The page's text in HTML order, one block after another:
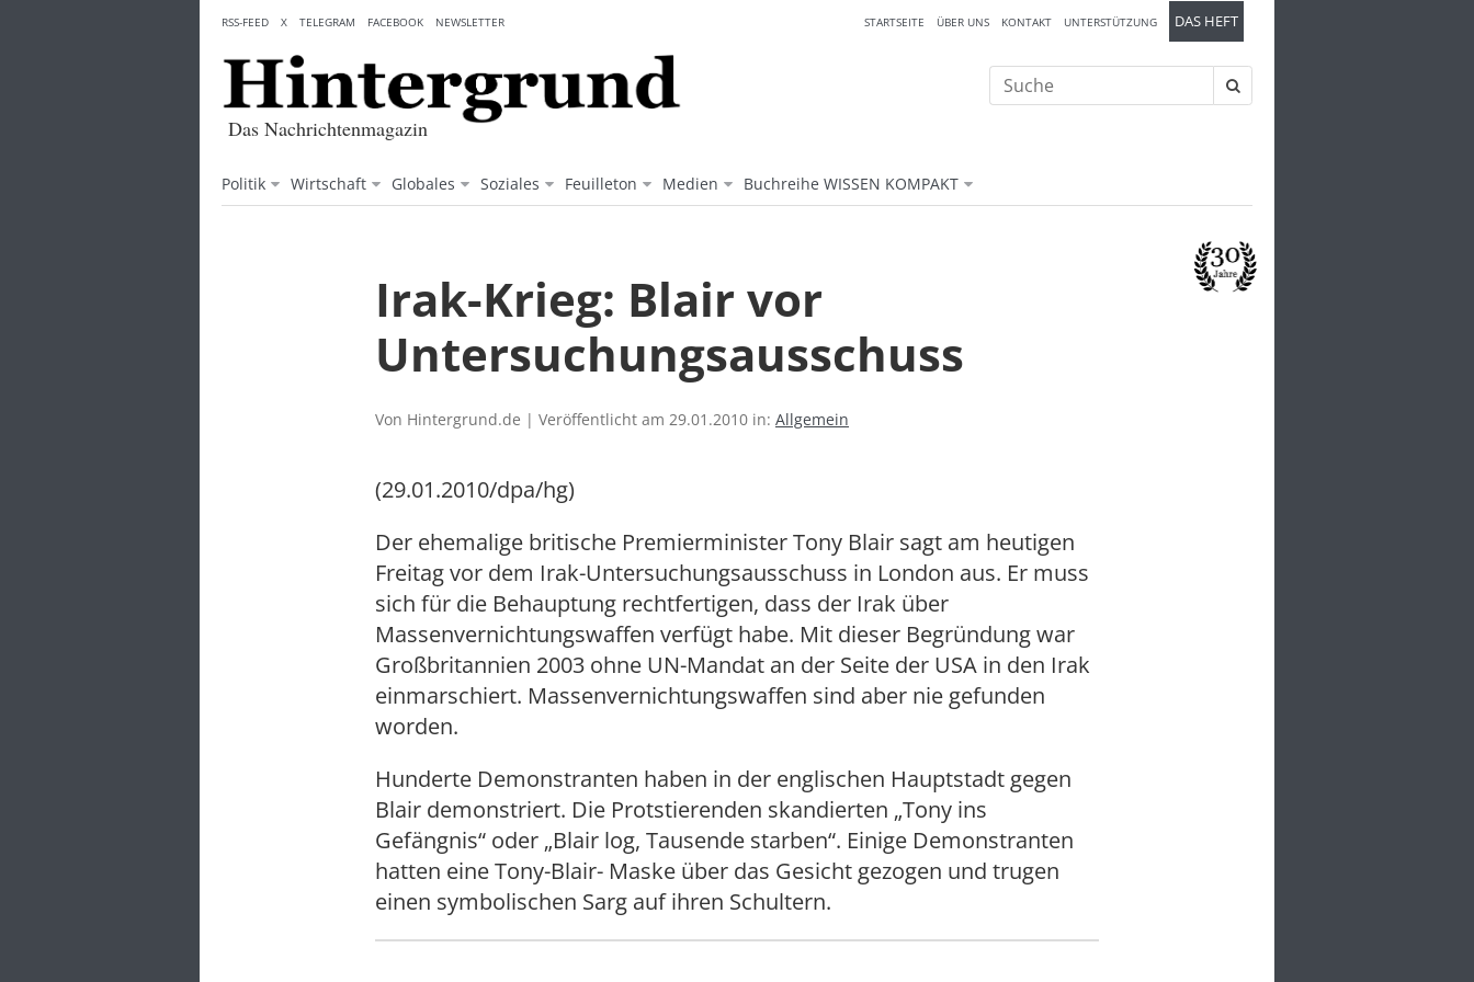
content
Das Nachrichtenmagazin
Politik Wirtschaft Globales Soziales Feuilleton Medien Buchreihe WISSEN KOMPAKT
STARTSEITE ÜBER UNS KONTAKT UNTERSTÜTZUNG DAS HEFT
RSS-FEED X TELEGRAM FACEBOOK NEWSLETTER
Suche
nach:
Irak-Krieg: Blair vor
Untersuchungsausschuss
Von Hintergrund.de | Veröffentlicht am 29.01.2010 in: Allgemein
(29.01.2010/dpa/hg)
Der ehemalige britische Premierminister Tony Blair sagt am heutigen
Freitag vor dem Irak-Untersuchungsausschuss in London aus. Er muss
sich für die Behauptung rechtfertigen, dass der Irak über
Massenvernichtungswaffen verfügt habe. Mit dieser Begründung war
Großbritannien 2003 ohne UN-Mandat an der Seite der USA in den Irak
einmarschiert. Massenvernichtungswaffen sind aber nie gefunden
worden.
Hunderte Demonstranten haben in der englischen Hauptstadt gegen
Blair demonstriert. Die Protstierenden skandierten „Tony ins
Gefängnis“ oder „Blair log, Tausende starben“. Einige Demonstranten
hatten eine Tony-Blair- Maske über das Gesicht gezogen und trugen
einen symbolischen Sarg auf ihren Schultern.